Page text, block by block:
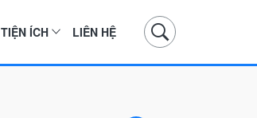
TIỆN ÍCH LIÊN HỆ